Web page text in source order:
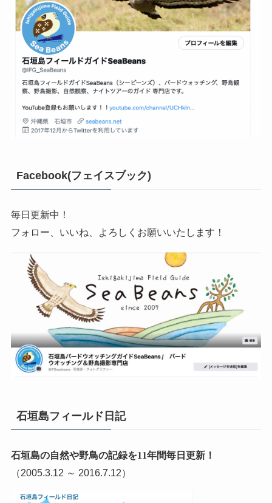
Facebook(フェイスブック)
毎日更新中！
フォロー、いいね、よろしくお願いいたします！
石垣島フィールド日記
石垣島の自然や野鳥の記録を11年間毎日更新！
（2005.3.12 ～ 2016.7.12）